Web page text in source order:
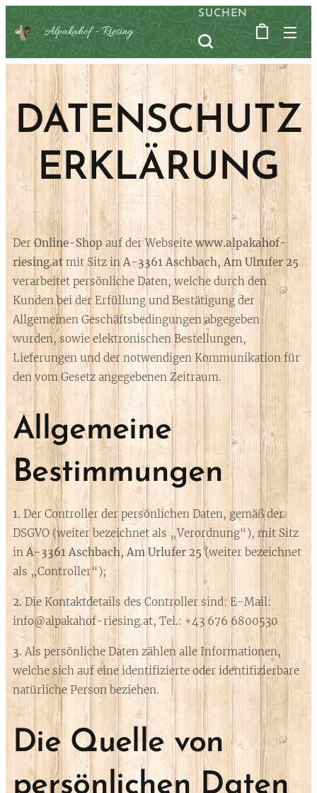
Alpakahof -Riesing
SUCHEN
DATENSCHUTZ
ERKLÄRUNG
Der Online-Shop auf der Webseite www.alpakahof-
riesing.atmit Sitz inA-3361 Aschbach, Am Ulrufer 25
verarbeitet persönliche Daten, welche durch den
Kunden bei der Erfüllung und Bestätigung der
Allgemeinen Geschäftsbedingungen abgegeben
wurden, sowie elektronischen Bestellungen,
Lieferungen und der notwendigen Kommunikation für
den vom Gesetz angegebenen Zeitraum.
Allgemeine
Bestimmungen
1. Der Controller der persönlichen Daten, gemäß der
DSGVO (weiter bezeichnet als „Verordnung“), mit Sitz
in A-3361 Aschbach, Am Urlufer 25(weiter bezeichnet
als „Controller“);
2. Die Kontaktdetails des Controller sind: E-Mail:
info@alpakahof-riesing.at, Tel.: +43 676 6800530
3. Als persönliche Daten zählen alle Informationen,
welche sich auf eine identifizierte oder identifizierbare
natürliche Person beziehen.
Die Quelle von
persönlichen Daten